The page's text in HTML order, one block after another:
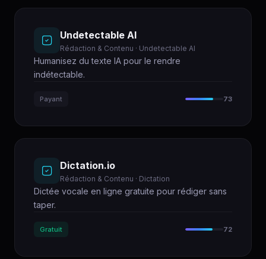
Undetectable AI
Rédaction & Contenu · Undetectable AI
Humanisez du texte IA pour le rendre
indétectable.
Payant 73
Dictation.io
Rédaction & Contenu · Dictation
Dictée vocale en ligne gratuite pour rédiger sans
taper.
Gratuit 72